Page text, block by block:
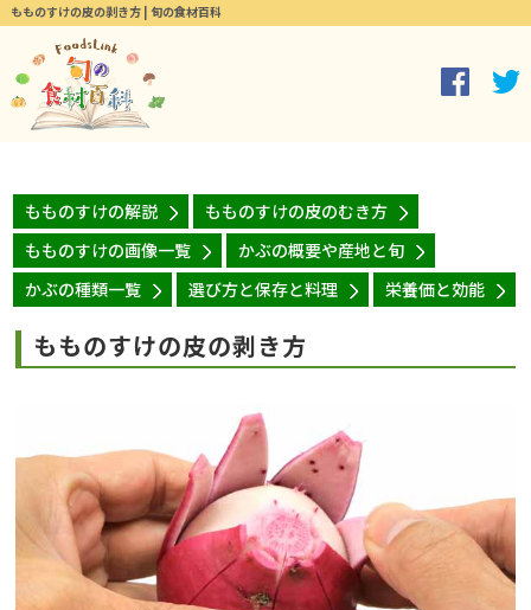
もものすけの皮の剥き方 | 旬の食材百科
もものすけの解説
もものすけの皮のむき方
もものすけの画像一覧
かぶの概要や産地と旬
かぶの種類一覧
選び方と保存と料理 栄養価と効能
もものすけの皮の剥き方